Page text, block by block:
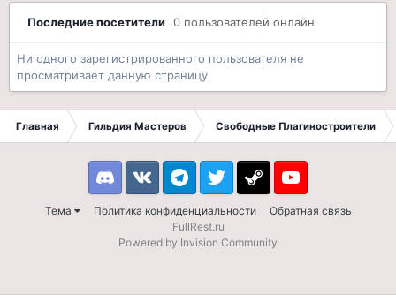
Последние посетители 0 пользователей онлайн
Ни одного зарегистрированного пользователя не
просматривает данную страницу
Главная Гильдия Мастеров Свободные Плагиностроители
Тема Политика конфиденциальности Обратная связь
DiscordVK TelegramTwitter Steam Youtube
FullRest.ru
Powered by Invision Community